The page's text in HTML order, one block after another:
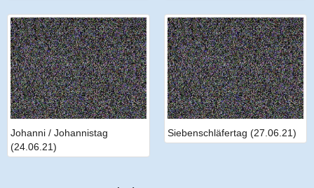
Johanni / Johannistag
(24.06.21)
Siebenschläfertag (27.06.21)